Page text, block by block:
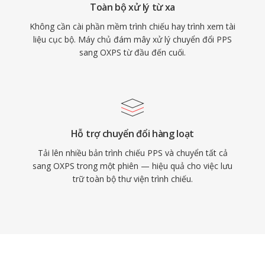
Toàn bộ xử lý từ xa
Không cần cài phần mềm trình chiếu hay trình xem tài
liệu cục bộ. Máy chủ đám mây xử lý chuyển đổi PPS
sang OXPS từ đầu đến cuối.
Hỗ trợ chuyển đổi hàng loạt
Tải lên nhiều bản trình chiếu PPS và chuyển tất cả
sang OXPS trong một phiên — hiệu quả cho việc lưu
trữ toàn bộ thư viện trình chiếu.